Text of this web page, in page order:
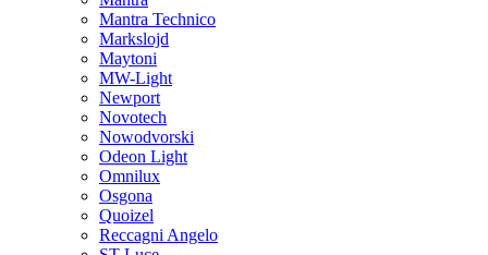
Mantra Technico
Markslojd
Maytoni
MW-Light
Newport
Novotech
Nowodvorski
Odeon Light
Omnilux
Osgona
Quoizel
Reccagni Angelo